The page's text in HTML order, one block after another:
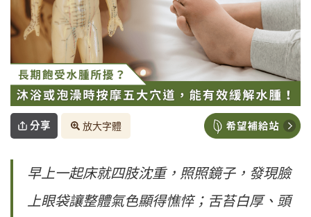
分享 放大字體
早上一起床就四肢沈重，照照鏡子，發現臉
上眼袋讓整體氣色顯得憔悴；舌苔白厚、頭